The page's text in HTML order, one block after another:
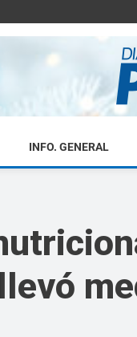
INFO. GENERAL